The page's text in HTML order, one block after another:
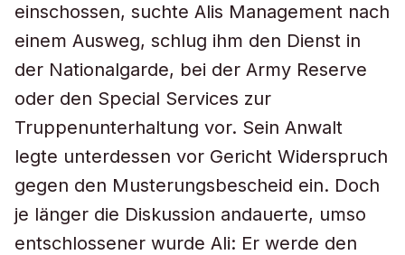
einschossen, suchte Alis Management nach
einem Ausweg, schlug ihm den Dienst in
der Nationalgarde, bei der Army Reserve
oder den Special Services zur
Truppenunterhaltung vor. Sein Anwalt
legte unterdessen vor Gericht Widerspruch
gegen den Musterungsbescheid ein. Doch
je länger die Diskussion andauerte, umso
entschlossener wurde Ali: Er werde den